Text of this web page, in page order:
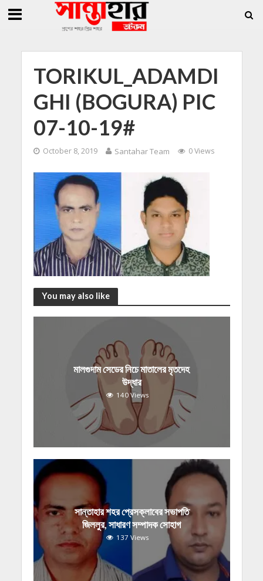
সাধারণ সম্পাদক সোহাগ » সান্তাহারে হেরোইনসহ যুবক গ্রেফতার
TORIKUL_ADAMDI
GHI (BOGURA) PIC
07-10-19#
October 8, 2019 Santahar Team 0 Views
You may also like
মালগুদাম সেডের নিচে মাতালের মৃতদেহ
উদ্ধার
140 Views
সান্তাহার শহর প্রেসক্লাবের সভাপতি
জিললুর, সাধারণ সম্পাদক সোহাগ
137 Views